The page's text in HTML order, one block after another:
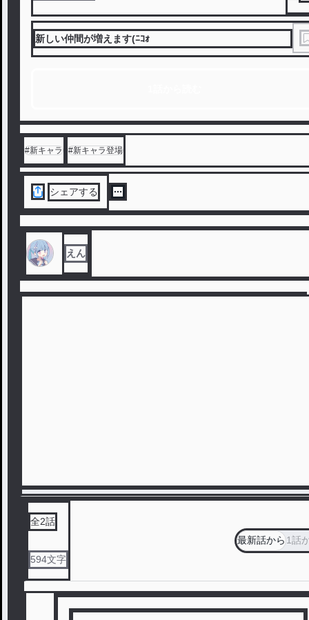
新しい仲間が増えます(ﾆｺｫ
#新キャラ #新キャラ登場
シェアする
えん
全2話
594文字
最新話から1話